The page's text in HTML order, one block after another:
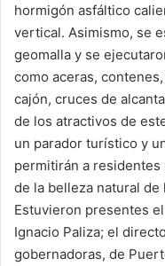
hormigón asfáltico
vertical. Asimismo, se
geomalla y se
como aceras,
cajón, cruces de
de los atractivos de
un parador turístico y
permitirán a
de la belleza natural de
Estuvieron presentes
Ignacio Paliza; el
gobernadoras, de